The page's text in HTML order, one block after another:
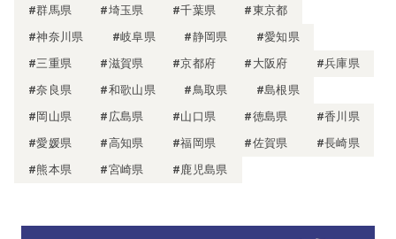
#群馬県
#埼玉県 #千葉県
#東京都
#神奈川県
#岐阜県 #静岡県
#愛知県
#三重県
#滋賀県 #京都府 #大阪府
#兵庫県
#奈良県
#和歌山県 #鳥取県
#島根県
#岡山県
#広島県 #山口県 #徳島県
#香川県
#愛媛県
#高知県 #福岡県 #佐賀県
#長崎県
#熊本県
#宮崎県 #鹿児島県